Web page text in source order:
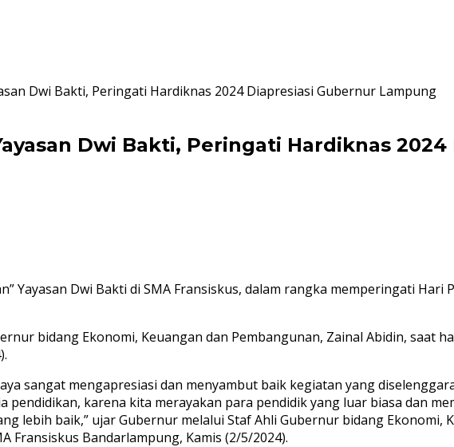
Dwi Bakti, Peringati Hardiknas 2024 Diapresiasi Gubernur Lampung
Dwi Bakti, Peringati Hardiknas
Yayasan Dwi Bakti di SMA Fransiskus, dalam rangka memperingati
bidang Ekonomi, Keuangan dan Pembangunan, Zainal Abidin, saat
sangat mengapresiasi dan menyambut baik kegiatan yang
pendidikan, karena kita merayakan para pendidik yang luar biasa dan
lebih baik,” ujar Gubernur melalui Staf Ahli Gubernur bidang Ekonomi,
Fransiskus Bandarlampung, Kamis (2/5/2024).